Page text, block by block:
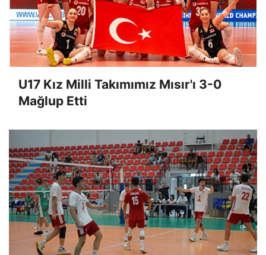
U17 Kız Milli Takımımız Mısır'ı 3-0
Mağlup Etti